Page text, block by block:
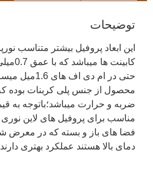
توضیحات
این ابعاد پروفیل بیشتر متناسب
کابینت
حتی در ام دی اف
محصول از جنس پلی کربنات بوده که
ضربه و حرارت میباشد؛باتوجه به
مناسب برای پروفیل های لاین نوری
فضا های باز و بسته که در
دمای بالا هستند عملکرد بهتری دارند